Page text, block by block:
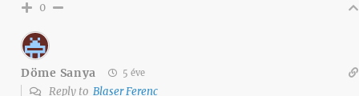
0
Döme Sanya 5 éve
Reply to Blaser Ferenc